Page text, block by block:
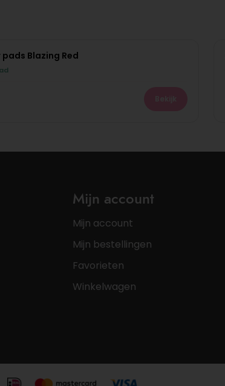
Blazing Red
Mijn account
Mijn account
Mijn bestellingen
Favorieten
Winkelwagen